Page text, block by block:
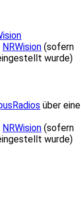
NRWision (sofern
wurde)
über eine
NRWision (sofern
wurde)